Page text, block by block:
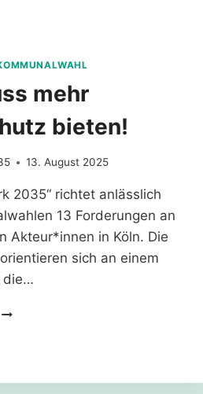
mehr
bieten!
13. August 2025
2035“ richtet anlässlich
13 Forderungen an
Akteur*innen in Köln. Die
sich an einem
die…
KÖLN